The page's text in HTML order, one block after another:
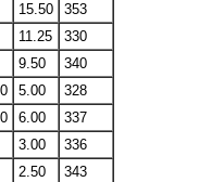
15.50
353
11.25
330
9.50
340
5.00
328
6.00
337
3.00
336
2.50
343